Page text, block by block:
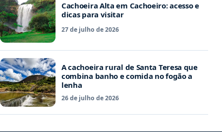
Cachoeira Alta em Cachoeiro: acesso e
dicas para visitar
27 de julho de 2026
A cachoeira rural de Santa Teresa que
combina banho e comida no fogão a
lenha
26 de julho de 2026